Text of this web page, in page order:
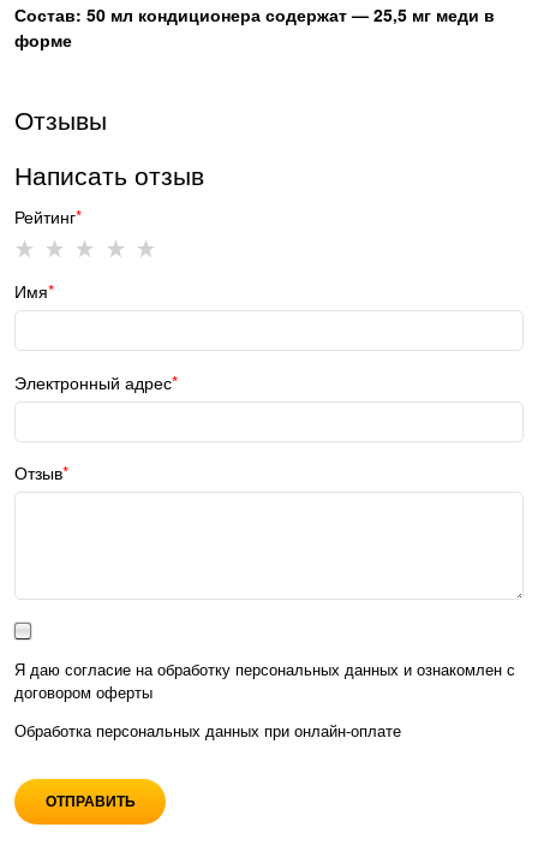
Состав: 50 мл кондиционера содержат — 25,5 мг меди в
форме
Отзывы
Написать отзыв
Рейтинг
Имя
Электронный адрес
Отзыв
Я даю согласие на обработку персональных данных и ознакомлен с
договором оферты
Обработка персональных данных при онлайн-оплате